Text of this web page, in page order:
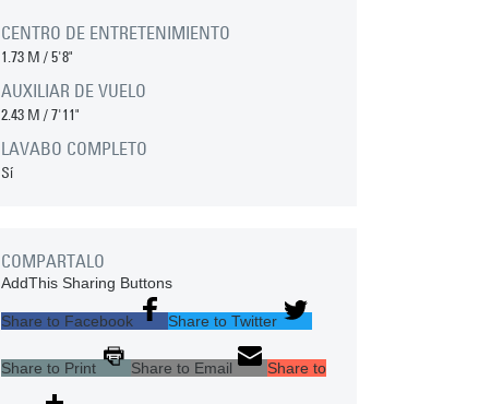
CENTRO DE ENTRETENIMIENTO
1.73 M /5'8"
AUXILIAR DE VUELO
2.43 M /7'11"
LAVABO COMPLETO
Sí
COMPARTALO
AddThis Sharing Buttons
Share to Facebook Share to Twitter
Share to Print Share to Email Share to